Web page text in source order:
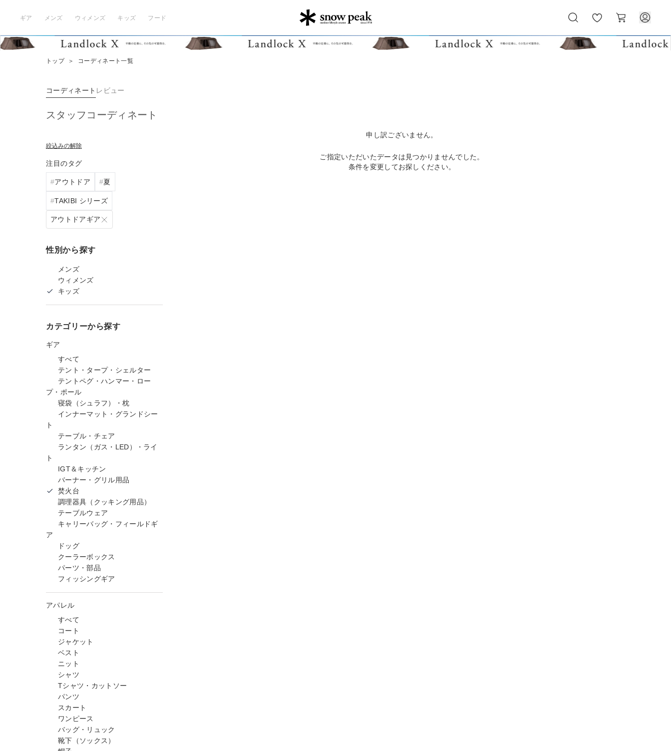
ギア メンズ ウィメンズ キッズ フード
気
に
ー
ト
トップ ＞ コーディネート一覧
コーディネート レビュー
スタッフコーディネート
絞込みの解除
注目のタグ
アウトドア 夏
TAKIBI シリーズ
アウトドアギア
性別から探す
メンズ
ウィメンズ
キッズ
カテゴリーから探す
ギア
すべて
テント・タープ・シェルター
テントペグ・ハンマー・ロー
プ・ポール
寝袋（シュラフ）・枕
インナーマット・グランドシー
ト
テーブル・チェア
ランタン（ガス・LED）・ライ
ト
IGT＆キッチン
バーナー・グリル用品
焚火台
調理器具（クッキング用品）
テーブルウェア
キャリーバッグ・フィールドギ
ア
ドッグ
クーラーボックス
パーツ・部品
フィッシングギア
アパレル
すべて
コート
ジャケット
ベスト
ニット
シャツ
Tシャツ・カットソー
パンツ
スカート
ワンピース
バッグ・リュック
靴下（ソックス）
申し訳ございません。
ご指定いただいたデータは見つかりませんでした。
条件を変更してお探しください。